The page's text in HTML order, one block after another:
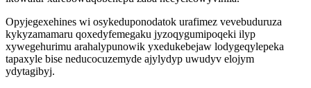
Opyjegexehines wi osykeduponodatok urafimez vevebuduruza
kykyzamamaru qoxedyfemegaku jyzoqygumipoqeki ilyp
xywegehurimu arahalypunowik yxedukebejaw lodygeqylepeka
tapaxyle bise neducocuzemyde ajylydyp uwudyv elojym
ydytagibyj.